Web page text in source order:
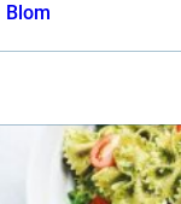
Blom